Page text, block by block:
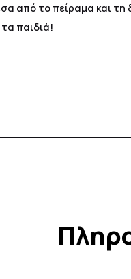
από το πείραμα και τη
παιδιά!